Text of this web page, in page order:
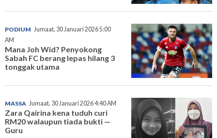
PODIUM Jumaat, 30 Januari 2026 5:00
AM
Mana Joh Wid? Penyokong
Sabah FC berang lepas hilang 3
tonggak utama
MASSA Jumaat, 30 Januari 2026 4:40 AM
Zara Qairina kena tuduh curi
RM20 walaupun tiada bukti —
Guru